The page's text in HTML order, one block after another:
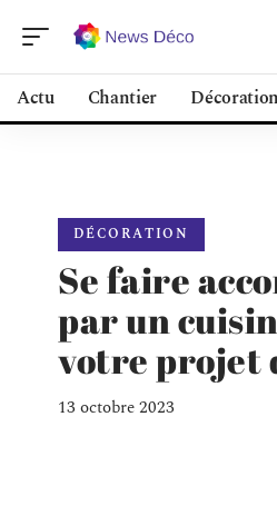
Actu Chantier Décoration
DÉCORATION
Se faire
par un
votre projet
13 octobre 2023